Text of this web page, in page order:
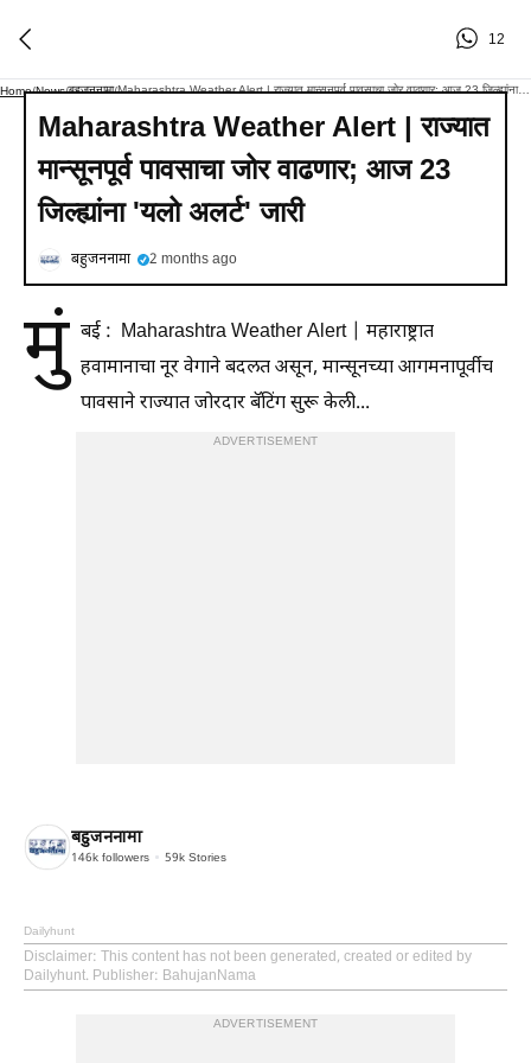
12
Home/News/बहुजननामा/ Maharashtra Weather Alert | राज्यात मान्सूनपूर्व पावसाचा जोर वाढणार; आज 23 जिल्ह्यांना 'यलो अलर्ट' जारी
Maharashtra Weather Alert | राज्यात
मान्सूनपूर्व पावसाचा जोर वाढणार; आज 23
जिल्ह्यांना 'यलो अलर्ट' जारी
बहुजननामा 2 months ago
मुं बई : Maharashtra Weather Alert | महाराष्ट्रात
हवामानाचा नूर वेगाने बदलत असून, मान्सूनच्या आगमनापूर्वीच
पावसाने राज्यात जोरदार बॅटिंग सुरू केली...
ADVERTISEMENT
बहुजननामा
146k followers 59k Stories
Dailyhunt
Disclaimer: This content has not been generated, created or edited by
Dailyhunt. Publisher: BahujanNama
ADVERTISEMENT